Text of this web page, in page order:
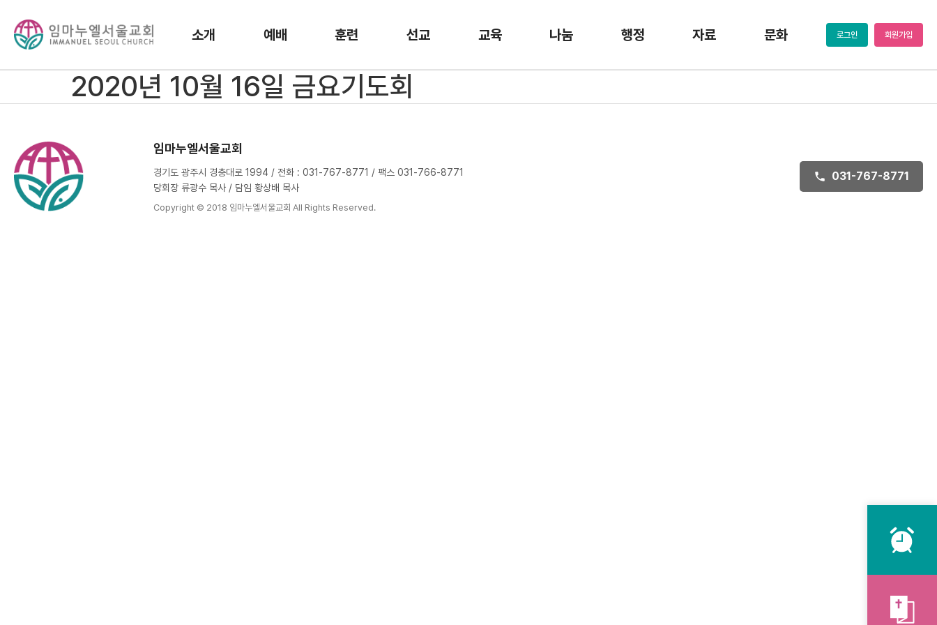
소개 예배 훈련 선교 교육 나눔 행정 자료 문화 로그인 회원가입
2020년 10월 16일 금요기도회
임마누엘서울교회
경기도 광주시 경충대로 1994 / 전화 : 031-767-8771 / 팩스 031-766-8771
당회장 류광수 목사 / 담임 황상배 목사
Copyright © 2018 임마누엘서울교회 All Rights Reserved.
031-767-8771